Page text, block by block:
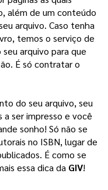
além de um conteúdo
arquivo. Caso tenha
temos o serviço de
arquivo para que
É só contratar o
ser impresso e você
sonho! Só não se
no ISBN, lugar de
É como se
essa dica da GIV!